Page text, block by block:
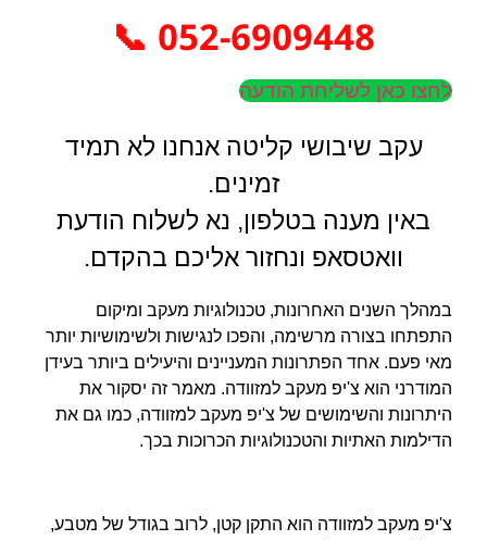
052-6909448 📞
לחצו כאן לשליחת הודעה
עקב שיבושי קליטה אנחנו לא תמיד
זמינים.
באין מענה בטלפון, נא לשלוח הודעת
וואטסאפ ונחזור אליכם בהקדם.
במהלך השנים האחרונות, טכנולוגיות מעקב ומיקום
התפתחו בצורה מרשימה, והפכו לנגישות ולשימושיות יותר
מאי פעם. אחד הפתרונות המעניינים והיעילים ביותר בעידן
המודרני הוא צ'יפ מעקב למזוודה. מאמר זה יסקור את
היתרונות והשימושים של צ'יפ מעקב למזוודה, כמו גם את
הדילמות האתיות והטכנולוגיות הכרוכות בכך.
צ'יפ מעקב למזוודה הוא התקן קטן, לרוב בגודל של מטבע,